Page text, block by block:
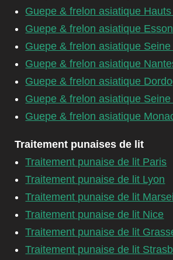
Guepe & frelon asiatique
Guepe & frelon asiatique
Guepe & frelon asiatique
Guepe & frelon asiatique
Guepe & frelon asiatique
Guepe & frelon asiatique
Guepe & frelon asiatique
Traitement punaises de lit
Traitement punaise de lit Paris
Traitement punaise de lit Lyon
Traitement punaise de lit
Traitement punaise de lit Nice
Traitement punaise de lit
Traitement punaise de lit